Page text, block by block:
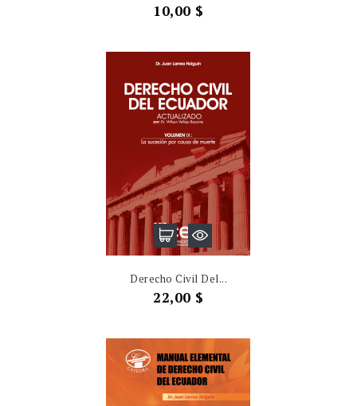
Precio
10,00 $
Derecho Civil Del...
Precio
22,00 $